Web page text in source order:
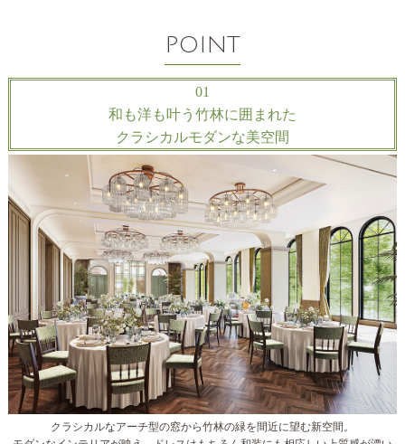
POINT
01
和も洋も叶う竹林に囲まれた
クラシカルモダンな美空間
クラシカルなアーチ型の窓から竹林の緑を間近に望む新空間。